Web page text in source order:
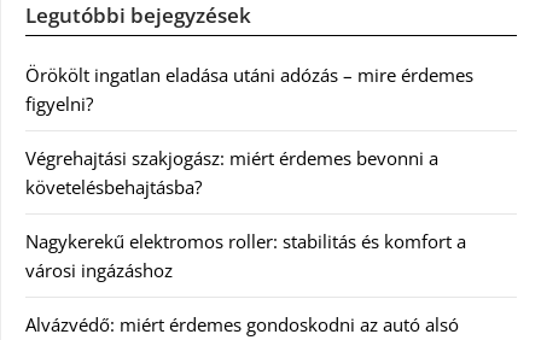
Legutóbbi bejegyzések
Örökölt ingatlan eladása utáni adózás – mire érdemes
figyelni?
Végrehajtási szakjogász: miért érdemes bevonni a
követelésbehajtásba?
Nagykerekű elektromos roller: stabilitás és komfort a
városi ingázáshoz
Alvázvédő: miért érdemes gondoskodni az autó alsó